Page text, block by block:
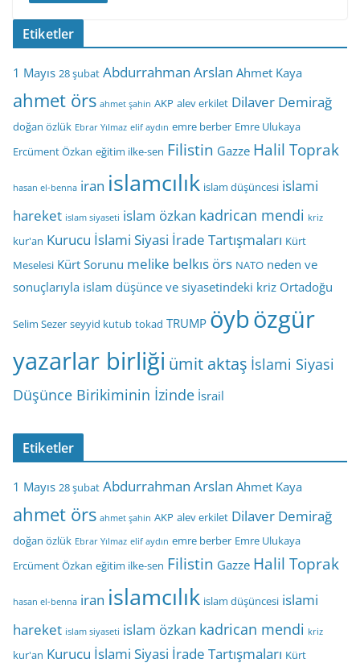
Etiketler
1 Mayıs 28 şubat Abdurrahman Arslan Ahmet Kaya
ahmet örs ahmet şahin AKP alev erkilet Dilaver Demirağ
doğan özlük Ebrar Yılmaz elif aydın emre berber Emre Ulukaya
Ercüment Özkan eğitim ilke-sen Filistin Gazze Halil Toprak
hasan el-benna iran islamcılık islam düşüncesi islami
hareket islam siyaseti islam özkan kadrican mendi kriz
kur'an Kurucu İslami Siyasi İrade Tartışmaları Kürt
Meselesi Kürt Sorunu melike belkıs örs NATO neden ve
sonuçlarıyla islam düşünce ve siyasetindeki kriz Ortadoğu
Selim Sezer seyyid kutub tokad TRUMP öybözgür
yazarlar birliği ümit aktaş İslami Siyasi
Düşünce Birikiminin İzinde İsrail
Etiketler
1 Mayıs 28 şubat Abdurrahman Arslan Ahmet Kaya
ahmet örs ahmet şahin AKP alev erkilet Dilaver Demirağ
doğan özlük Ebrar Yılmaz elif aydın emre berber Emre Ulukaya
Ercüment Özkan eğitim ilke-sen Filistin Gazze Halil Toprak
hasan el-benna iran islamcılık islam düşüncesi islami
hareket islam siyaseti islam özkan kadrican mendi kriz
kur'an Kurucu İslami Siyasi İrade Tartışmaları Kürt